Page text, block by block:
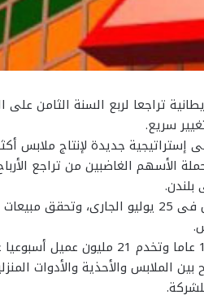
تراجعا لربع السنة الثامن على
سريع.
إستراتيجية جديدة لإنتاج ملابس
الأسهم الغاضبين من تراجع
ومن المقرر طرح مجموعة جديدة من الملابس فى 25